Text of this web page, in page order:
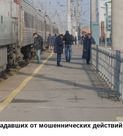
от мошеннических действий